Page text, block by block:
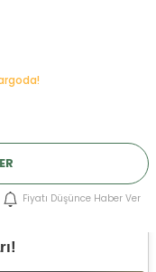
Fiyatı Düşünce Haber Ver